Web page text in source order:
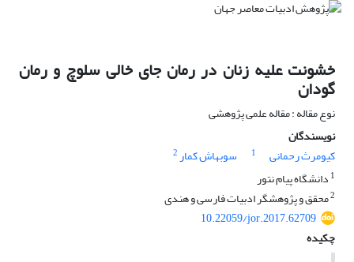
خشونت علیه زنان در رمان جای خالی سلوچ و رمان
گودان
نوع مقاله : مقاله علمی پژوهشی
نویسندگان
کیومرث رحمانی
1 سوبهاش کمار2
1 دانشگاه پیام نتور
2محقق و پژوهشگر ادبیات فارسی و هندی
10.22059/jor.2017.62709
چکیده